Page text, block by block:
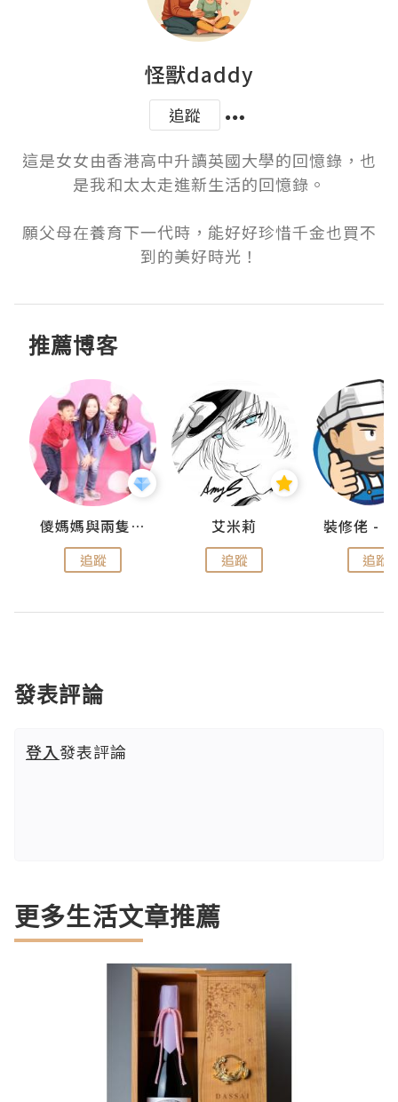
怪獸daddy
追蹤
這是女女由香港高中升讀英國大學的回憶錄，也
是我和太太走進新生活的回憶錄。
願父母在養育下一代時，能好好珍惜千金也買不
到的美好時光！
推薦博客
儍媽媽與兩隻小魔怪之家
追蹤
艾米莉
追蹤 追蹤
發表評論
登入發表評論
更多生活文章推薦